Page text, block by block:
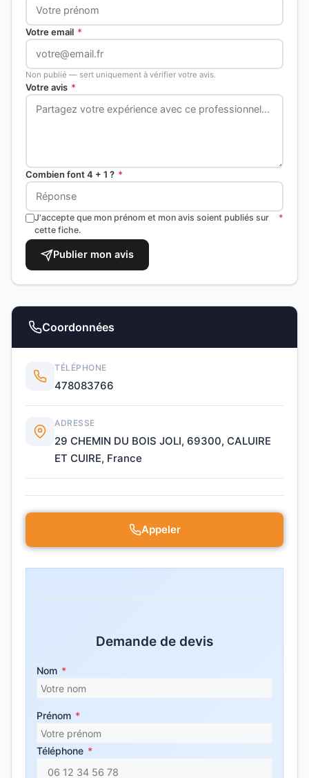
Votre email *
Non publié — sert uniquement à vérifier votre avis.
Votre avis *
Combien font 4 + 1 ? *
J'accepte que mon prénom et mon avis soient publiés sur
cette fiche.
*
Publier mon avis
Coordonnées
TÉLÉPHONE
478083766
ADRESSE
29 CHEMIN DU BOIS JOLI, 69300, CALUIRE
ET CUIRE, France
Appeler
Demande de devis
Nom *
Prénom *
Téléphone *